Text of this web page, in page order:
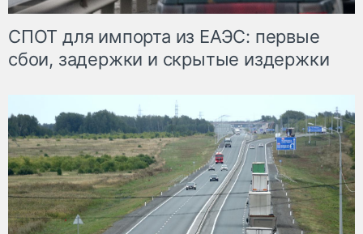
СПОТ для импорта из ЕАЭС: первые
сбои, задержки и скрытые издержки